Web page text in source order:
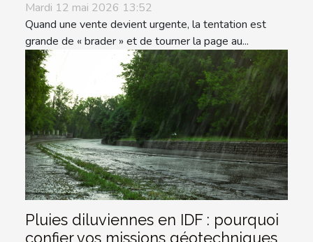
Mardi 12 mai 2026 13:52
Quand une vente devient urgente, la tentation est
grande de « brader » et de tourner la page au...
Pluies diluviennes en IDF : pourquoi
confier vos missions géotechniques